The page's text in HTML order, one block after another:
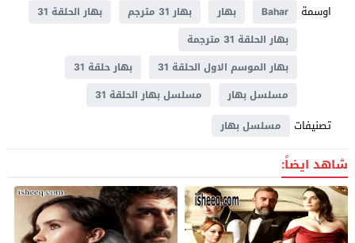
اوسمة
Bahar بهار بهار 31 مترجم
بهار الحلقة 31
بهار الحلقة 31 مترجمة
بهار الموسم الاول الحلقة 31
بهار حلقة 31
مسلسل بهار
مسلسل بهار الحلقة 31
تصنيفات مسلسل بهار
شاهد ايضاً: